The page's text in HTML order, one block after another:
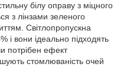
білу оправу з міцного
з лінзами зеленого
Світлопропускна
і вони ідеально підходять
потрібен ефект
стомлюваність очей